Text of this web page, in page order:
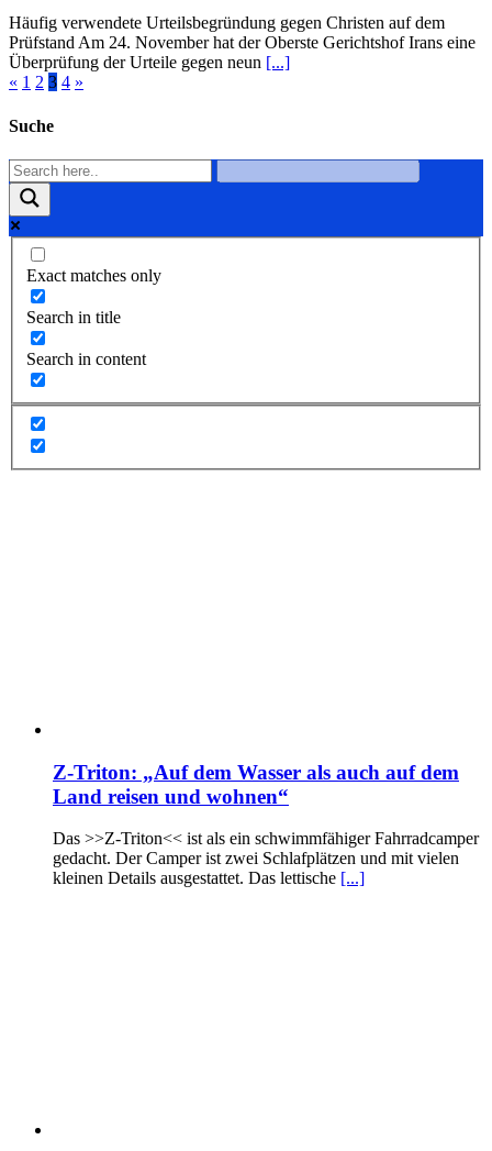
Häufig verwendete Urteilsbegründung gegen Christen auf dem
Prüfstand Am 24. November hat der Oberste Gerichtshof Irans eine
Überprüfung der Urteile gegen neun [...]
« 1 2 3 4 »
Suche
Exact matches only
Search in title
Search in content
Z-Triton: „Auf dem Wasser als auch auf dem
Land reisen und wohnen“
Das >>Z-Triton<< ist als ein schwimmfähiger Fahrradcamper
gedacht. Der Camper ist zwei Schlafplätzen und mit vielen
kleinen Details ausgestattet. Das lettische [...]